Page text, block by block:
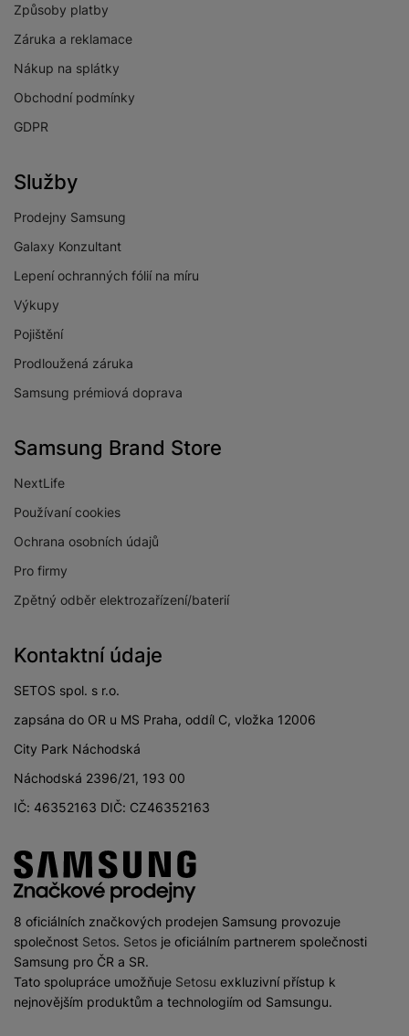
Způsoby platby
Záruka a reklamace
Nákup na splátky
Obchodní podmínky
GDPR
Služby
Prodejny Samsung
Galaxy Konzultant
Lepení ochranných fólií na míru
Výkupy
Pojištění
Prodloužená záruka
Samsung prémiová doprava
Samsung Brand Store
NextLife
Používaní cookies
Ochrana osobních údajů
Pro firmy
Zpětný odběr elektrozařízení/baterií
Kontaktní údaje
SETOS spol. s r.o.
zapsána do OR u MS Praha, oddíl C, vložka 12006
City Park Náchodská
Náchodská 2396/21, 193 00
IČ: 46352163 DIČ: CZ46352163
8 oficiálních značkových prodejen Samsung provozuje
společnost Setos. Setos je oficiálním partnerem společnosti
Samsung pro ČR a SR.
Tato spolupráce umožňuje Setosu exkluzivní přístup k
nejnovějším produktům a technologiím od Samsungu.